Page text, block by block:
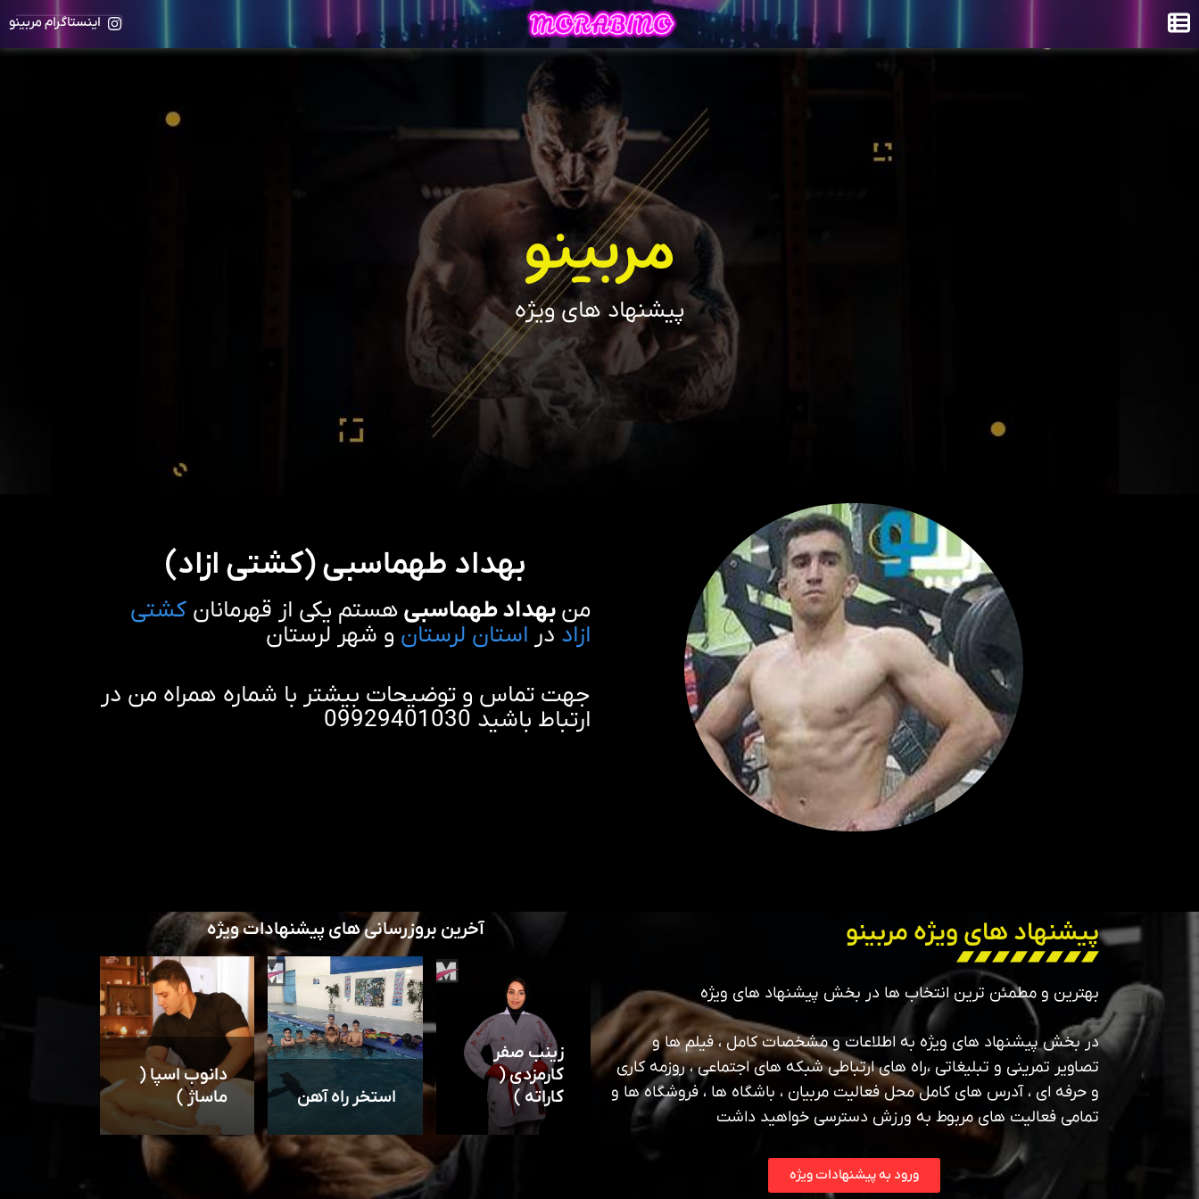
اینستاگرام مربینو
مربینو
پیشنهاد های ویژه
بهداد طهماسبی (کشتی ازاد)
من بهداد طهماسبی هستم یکی از قهرمانان کشتی
ازاد در استان لرستان و شهر لرستان
جهت تماس و توضیحات بیشتر با شماره همراه من در
ارتباط باشید 09929401030
پیشنهاد های ویژه مربینو
بهترین و مطمئن ترین انتخاب ها در بخش پیشنهاد های ویژه
در بخش پیشنهاد های ویژه به اطلاعات و مشخصات کامل ، فیلم ها و
تصاویر تمرینی و تبلیغاتی ،راه های ارتباطی شبکه های اجتماعی ، روزمه کاری
و حرفه ای ، آدرس های کامل محل فعالیت مربیان ، باشگاه ها ، فروشگاه ها و
تمامی فعالیت های مربوط به ورزش دسترسی خواهید داشت
ورود به پیشنهادات ویژه
آخرین بروزرسانی های پیشنهادات ویژه
زینب صفر
کارمزدی (
کاراته )
استخر راه آهن
دانوب اسپا (
ماساژ )